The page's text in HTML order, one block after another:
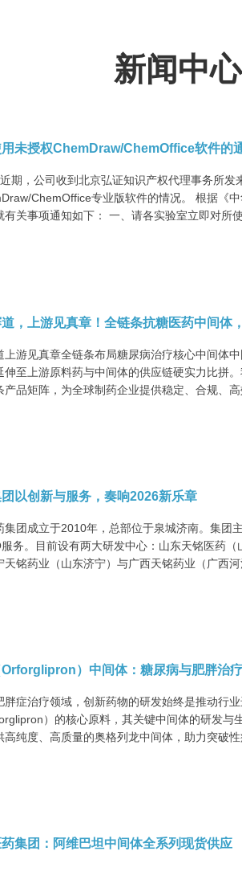
新闻中心
未授权ChemDraw/ChemOffice软件的
期，公司收到北京弘证知识产权代理事务所
ChemOffice专业版软件的情况。 根据《
有关事项通知如下： 一、请各实验室立即对所
，上游见真章！全链条抗糖医药中间体
上游见真章全链条布局糖尿病治疗核心中间体
伸至上游原料药与中间体的供应链硬实力比拼
产品矩阵，为全球制药企业提供稳定、合规、
以创新与服务，奏响2026新乐章
集团成立于2010年，总部位于泉城济南。集团
务。目前设有两大研发中心：山东天铭医药
天铭药业（山东济宁）与广西天铭药业（广西
）中间体：糖尿病与肥胖治
胖症治疗领域，创新药物的研发始终是推动
）的核心原料，其关键中间体的研发与
高纯度、高质量的奥格列龙中间体，助力突破
集团：阿维巴坦中间体全系列现货供应